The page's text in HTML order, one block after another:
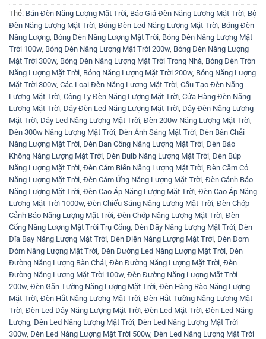
Thẻ: Bán Đèn Năng Lượng Mặt Trời Báo Giá Đèn Năng Lượng Mặt Trời Bộ
Đèn Năng Lượng Mặt Trời Bóng Đèn Led Năng Lượng Mặt Trời Bóng Đèn
Năng Lượng Bóng Đèn Năng Lượng Mặt Trời Bóng Đèn Năng Lượng Mặt
Trời 100w, Bóng Đèn Năng Lượng Mặt Trời 200w, Bóng Đèn Năng Lượng
Mặt Trời 300w, Bóng Đèn Năng Lượng Mặt Trời Trong Nhà Bóng Đèn Tròn
Năng Lượng Mặt Trời Bóng Năng Lượng Mặt Trời 200w, Bóng Năng Lượng
Mặt Trời 300w, Các Loại Đèn Năng Lượng Mặt Trời Cấu Tạo Đèn Năng
Lượng Mặt Trời Công Ty Đèn Năng Lượng Mặt Trời Cửa Hàng Đèn Năng
Lượng Mặt Trời Dây Đèn Led Năng Lượng Mặt Trời Dây Đèn Năng Lượng
Mặt Trời Dây Led Năng Lượng Mặt Trời Đèn 200w Năng Lượng Mặt Trời
Đèn 300w Năng Lượng Mặt Trời Đèn Ánh Sáng Mặt Trời Đèn Bàn Chải
Năng Lượng Mặt Trời Đèn Ban Công Năng Lượng Mặt Trời Đèn Báo
Không Năng Lượng Mặt Trời Đèn Bulb Năng Lượng Mặt Trời Đèn Búp
Năng Lượng Mặt Trời Đèn Cảm Biến Năng Lượng Mặt Trời Đèn Cắm Cỏ
Năng Lượng Mặt Trời Đèn Cảm Ứng Năng Lượng Mặt Trời Đèn Cảnh Báo
Năng Lượng Mặt Trời Đèn Cao Áp Năng Lượng Mặt Trời Đèn Cao Áp Năng
Lượng Mặt Trời 1000w, Đèn Chiếu Sáng Năng Lượng Mặt Trời Đèn Chớp
Cảnh Báo Năng Lượng Mặt Trời Đèn Chớp Năng Lượng Mặt Trời Đèn
Cổng Năng Lượng Mặt Trời Trụ Cổng Đèn Dây Năng Lượng Mặt Trời Đèn
Đĩa Bay Năng Lượng Mặt Trời Đèn Điện Năng Lượng Mặt Trời Đèn Đom
Đóm Năng Lượng Mặt Trời Đèn Đường Led Năng Lượng Mặt Trời Đèn
Đường Năng Lượng Bàn Chải Đèn Đường Năng Lượng Mặt Trời Đèn
Đường Năng Lượng Mặt Trời 100w, Đèn Đường Năng Lượng Mặt Trời
200w, Đèn Gắn Tường Năng Lượng Mặt Trời Đèn Hàng Rào Năng Lượng
Mặt Trời Đèn Hắt Năng Lượng Mặt Trời Đèn Hắt Tường Năng Lượng Mặt
Trời Đèn Led Dây Năng Lượng Mặt Trời Đèn Led Mặt Trời Đèn Led Năng
Lượng Đèn Led Năng Lượng Mặt Trời Đèn Led Năng Lượng Mặt Trời
300w, Đèn Led Năng Lượng Mặt Trời 500w, Đèn Led Năng Lượng Mặt Trời